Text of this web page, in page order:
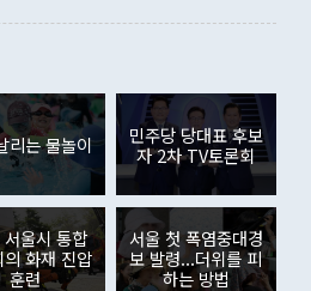
언급한 '4자 회담'에 대해 "이상
'동방경제포럼(EEF)'을 언급하
"고 발언한 데 대해서도 조 장관
기까지 진도가 나가지 않았다"고
과 설명은 정부 내 조율을 거치지
현 대체와 국호 사용, 9·19 군
관이 결정할 사안이 아니어서 월
정 장관의 업무보고를 듣고 난
건 아니다"라고 재차 확인했다. 정
대부분 국가안전보장회의(NSC)
에 따른 기저효과로 배당지급이
선 것이다. 직접투자에서는 내국
의 국내투자가 46억3000만달러
국내 주식 매도세가 이어졌다. 외
등의 영향으로 316억1000만달러
역대 최대 순매도 기록을 다시
국채지수(WGBI) 자금 유입에도
든 52억9000만달러를 기록했
심으로 35억6000만달러 증가했
리는 물놀이
민주당 당대표 후보
자 2차 TV토론회
울시 통합
의 화재 진압
훈련
서울 첫 폭염중대경
보 발령...더위를 피
하는 방법